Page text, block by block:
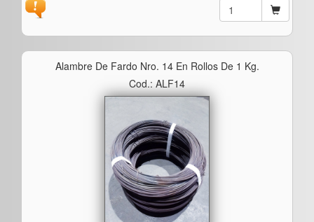
Alambre De Fardo Nro. 14 En Rollos De 1 Kg.
Cod.: ALF14